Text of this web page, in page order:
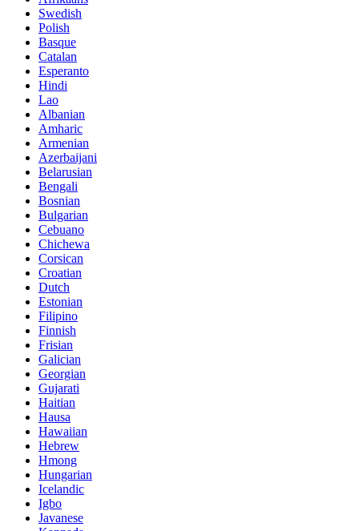
Swedish
Polish
Basque
Catalan
Esperanto
Hindi
Lao
Albanian
Amharic
Armenian
Azerbaijani
Belarusian
Bengali
Bosnian
Bulgarian
Cebuano
Chichewa
Corsican
Croatian
Dutch
Estonian
Filipino
Finnish
Frisian
Galician
Georgian
Gujarati
Haitian
Hausa
Hawaiian
Hebrew
Hmong
Hungarian
Icelandic
Igbo
Javanese